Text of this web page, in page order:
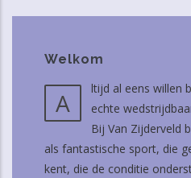
Welkom
A
ltijd al eens willen
echte
Bij Van Zijderveld
als fantastische sport, die
kent, die de conditie